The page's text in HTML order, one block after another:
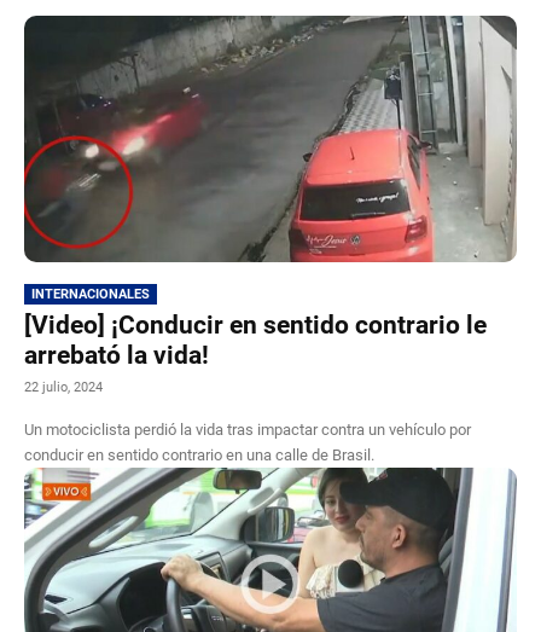
INTERNACIONALES
[Video] ¡Conducir en sentido contrario le
arrebató la vida!
22 julio, 2024
Un motociclista perdió la vida tras impactar contra un vehículo por
conducir en sentido contrario en una calle de Brasil.